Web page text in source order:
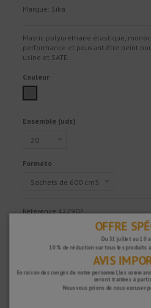
Marque: Sika
Mastic polyuréthane élastique,
performance et pouvant être peint
usine et SATE.
Couleur
Ensemble (uds)
Formato
Référence 422907
OFFRE
Du 31 juillet au 10
10 % de réduction sur tous les produits
AVIS
En raison des congés de notre personnel, les
seront traitées à partir
Nous vous prions de nous excuser